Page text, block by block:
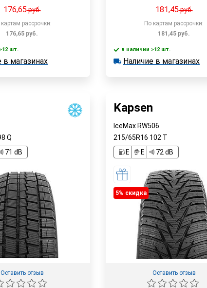
176,65руб.
рассрочки:
176,65 руб.
В корзину
шт.
в магазинах
181,45руб.
По картам рассрочки:
181,45 руб.
В корзину
в наличии >12 шт.
в наличии >12 шт.
Наличие в магазинах
Q
71 dB
Оставить отзыв
Kapsen
IceMax RW506
215/65R16 102 T
E
E 72 dB
5% cкидка
Оставить отзыв